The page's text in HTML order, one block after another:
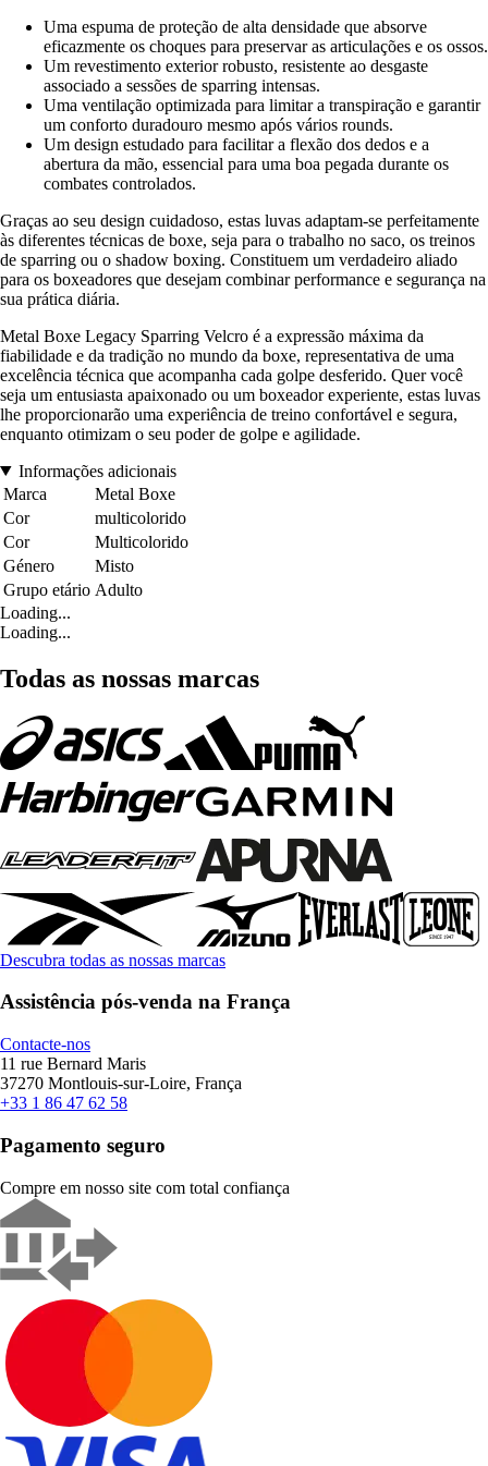
Uma espuma de proteção de alta densidade que absorve
eficazmente os choques para preservar as articulações e os ossos.
Um revestimento exterior robusto, resistente ao desgaste
associado a sessões de sparring intensas.
Uma ventilação optimizada para limitar a transpiração e garantir
um conforto duradouro mesmo após vários rounds.
Um design estudado para facilitar a flexão dos dedos e a
abertura da mão, essencial para uma boa pegada durante os
combates controlados.
Graças ao seu design cuidadoso, estas luvas adaptam-se perfeitamente
às diferentes técnicas de boxe, seja para o trabalho no saco, os treinos
de sparring ou o shadow boxing. Constituem um verdadeiro aliado
para os boxeadores que desejam combinar performance e segurança na
sua prática diária.
Metal Boxe Legacy Sparring Velcro é a expressão máxima da
fiabilidade e da tradição no mundo da boxe, representativa de uma
excelência técnica que acompanha cada golpe desferido. Quer você
seja um entusiasta apaixonado ou um boxeador experiente, estas luvas
lhe proporcionarão uma experiência de treino confortável e segura,
enquanto otimizam o seu poder de golpe e agilidade.
Informações adicionais
Marca
Metal Boxe
Cor
multicolorido
Cor
Multicolorido
Género
Misto
Grupo etário Adulto
Loading...
Loading...
Todas as nossas marcas
Descubra todas as nossas marcas
Assistência pós-venda na França
Contacte-nos
11 rue Bernard Maris
37270 Montlouis-sur-Loire, França
+33 1 86 47 62 58
Pagamento seguro
Compre em nosso site com total confiança